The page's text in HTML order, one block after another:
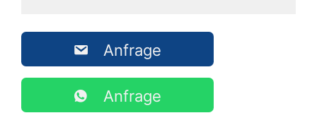
Anfrage
Anfrage